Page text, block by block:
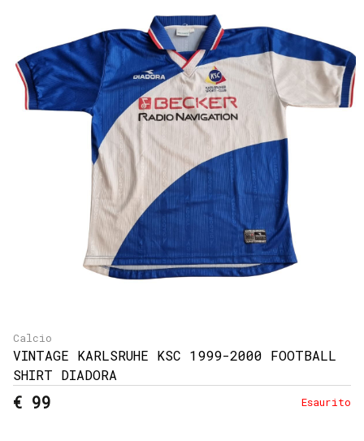
Calcio
VINTAGE KARLSRUHE KSC 1999-2000 FOOTBALL
SHIRT DIADORA
€ 99 Esaurito